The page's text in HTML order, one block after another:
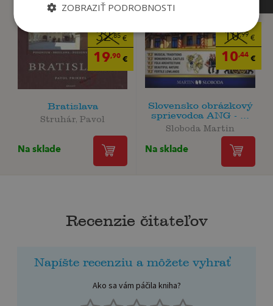
32,85€
19,90€
Bratislava
Struhár, Pavol
Na sklade
10,99 €
10,44€
Slovensko obrázkový
sprievodca ANG - ...
Sloboda Martin
Na sklade
Recenzie čitateľov
Napíšte recenziu a môžete vyhrať
Ako sa vám páčila kniha?
ZOBRAZIŤ PODROBNOSTI